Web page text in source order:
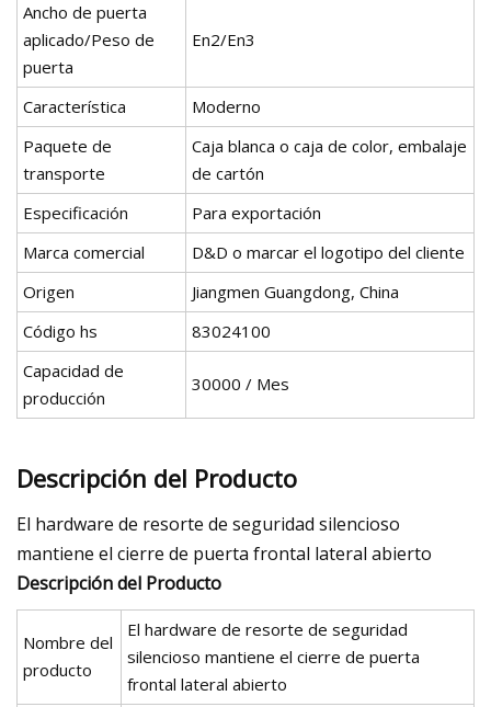
Ancho de puerta
aplicado/Peso de
puerta
En2/En3
Característica
Moderno
Paquete de
transporte
Caja blanca o caja de color, embalaje
de cartón
Especificación
Para exportación
Marca comercial
D&D o marcar el logotipo del cliente
Origen
Jiangmen Guangdong, China
Código hs
83024100
Capacidad de
producción
30000 / Mes
Descripción del Producto
El hardware de resorte de seguridad silencioso
mantiene el cierre de puerta frontal lateral abierto
Descripción del Producto
Nombre del
producto
El hardware de resorte de seguridad
silencioso mantiene el cierre de puerta
frontal lateral abierto